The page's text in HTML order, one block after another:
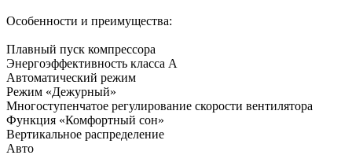
Особенности и преимущества:
Плавный пуск компрессора
Энергоэффективность класса А
Автоматический режим
Режим «Дежурный»
Многоступенчатое регулирование скорости вентилятора
Функция «Комфортный сон»
Вертикальное распределение
Авто